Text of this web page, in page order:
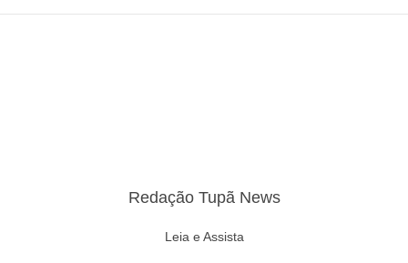
Redação Tupã News
Leia e Assista